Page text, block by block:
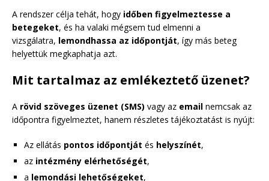
A rendszer célja tehát, hogy időben figyelmeztesse a
betegeket, és ha valaki mégsem tud elmenni a
vizsgálatra, lemondhassa az időpontját, így más beteg
helyettük megkaphatja azt.
Mit tartalmaz az emlékeztető üzenet?
A rövid szöveges üzenet (SMS) vagy az email nemcsak az
időpontra figyelmeztet, hanem részletes tájékoztatást is nyújt:
Az ellátás pontos időpontját és helyszínét,
az intézmény elérhetőségét,
a lemondási lehetőségeket,